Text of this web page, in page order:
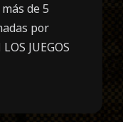
de 5
por
JUEGOS